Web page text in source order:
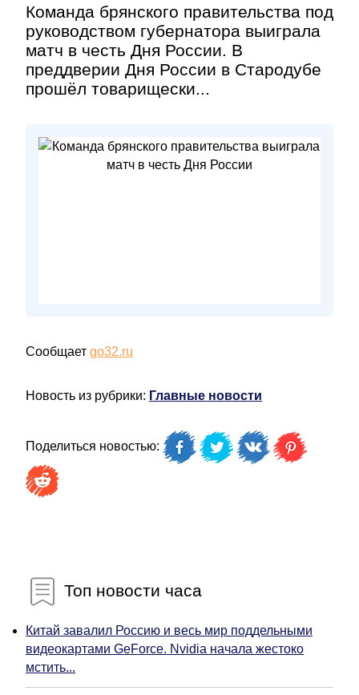
Команда брянского правительства под
руководством губернатора выиграла
матч в честь Дня России. В
преддверии Дня России в Стародубе
прошёл товарищески...
Сообщает go32.ru
Новость из рубрики: Главные новости
Поделиться новостью:
Топ новости часа
Китай завалил Россию и весь мир поддельными
видеокартами GeForce. Nvidia начала жестоко
мстить...